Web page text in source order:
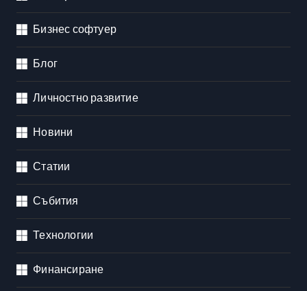
Бизнес софтуер
Блог
Личностно развитие
Новини
Статии
Събития
Технологии
Финансиране